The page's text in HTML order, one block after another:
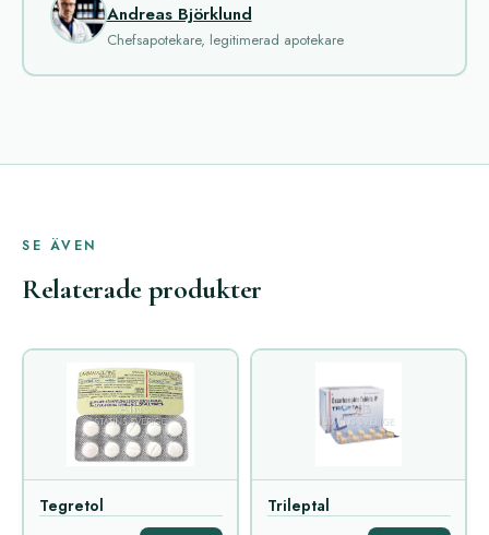
Andreas Björklund
Chefsapotekare, legitimerad apotekare
SE ÄVEN
Relaterade produkter
Tegretol Trileptal